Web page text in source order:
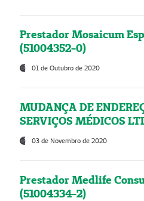
Prestador Mosaicum
(51004352-0)
01 de Outubro de 2020
MUDANÇA DE
SERVIÇOS MÉDICOS
03 de Novembro de 2020
Prestador Medlife
(51004334-2)